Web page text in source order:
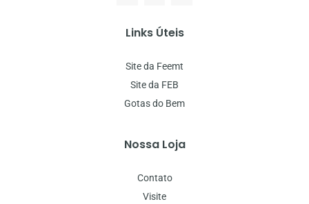
Links Úteis
Site da Feemt
Site da FEB
Gotas do Bem
Nossa Loja
Contato
Visite